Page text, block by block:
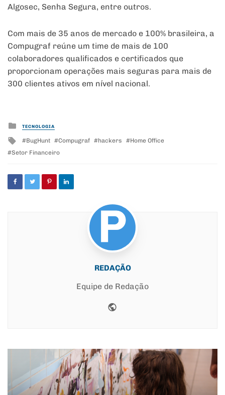
Algosec, Senha Segura, entre outros.
Com mais de 35 anos de mercado e 100% brasileira, a
Compugraf reúne um time de mais de 100
colaboradores qualificados e certificados que
proporcionam operações mais seguras para mais de
300 clientes ativos em nível nacional.
Posted
in
TECNOLOGIA
Tagged
with
BugHunt Compugraf hackers
Home Office
Setor Financeiro
REDAÇÃO
Equipe de Redação